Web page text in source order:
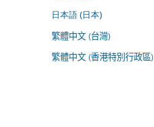
日本語 (日本)
繁體中文 (台灣)
繁體中文 (香港特別行政區)